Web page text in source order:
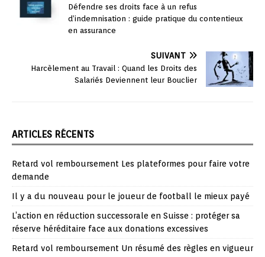
Défendre ses droits face à un refus
d’indemnisation : guide pratique du contentieux
en assurance
SUIVANT
Harcèlement au Travail : Quand les Droits des
Salariés Deviennent leur Bouclier
ARTICLES RÉCENTS
Retard vol remboursement Les plateformes pour faire votre
demande
Il y a du nouveau pour le joueur de football le mieux payé
L’action en réduction successorale en Suisse : protéger sa
réserve héréditaire face aux donations excessives
Retard vol remboursement Un résumé des règles en vigueur